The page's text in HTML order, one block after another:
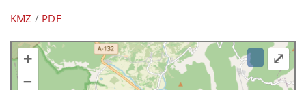
KMZ / PDF
+
–
⤢